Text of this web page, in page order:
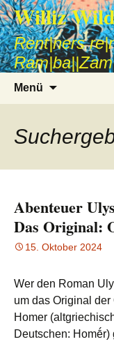
Williz
Rent|ners
Menü
Abenteuer
Das Original:
15. Oktober 2024
Wer den Roman
um das Original
Homer
Deutschen: